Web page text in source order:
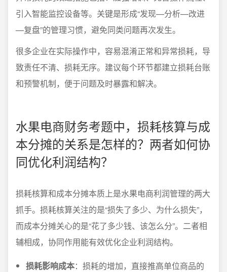
引入智能监控设备等。关键是形成“发现—分析—改进
—复盘”的管理习惯，避免同类问题再次发生。
很多企业在实际操作中，容易混淆正常和异常损耗，导
致责任不清、损耗无序。建议每个环节都建立损耗台账
和预警机制，便于问题及时暴露和解决。
水果电商财务考题中，损耗核算与成
本分摊的关系是怎样的？两者如何协
同优化利润结构？
损耗核算和成本分摊本质上是水果电商利润管理的两大
抓手。损耗核算关注的是“损失了多少、为什么损失”，
而成本分摊关心的是“花了多少钱、该怎么分”。二者相
辅相成，协同作用能有效优化企业利润结构。
损耗影响成本：损耗的增加，直接推高单位商品的